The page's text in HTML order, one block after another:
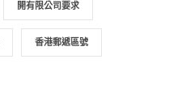
開有限公司要求
香港郵遞區號